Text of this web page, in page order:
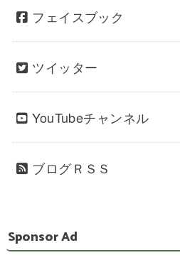
フェイスブック
ツイッター
YouTubeチャンネル
ブログＲＳＳ
Sponsor Ad